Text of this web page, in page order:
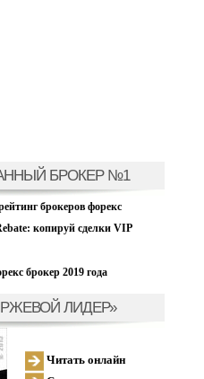
БРОКЕР №1
брокеров форекс
копируй сделки VIP
брокер 2019 года
ЛИДЕР»
Читать онлайн